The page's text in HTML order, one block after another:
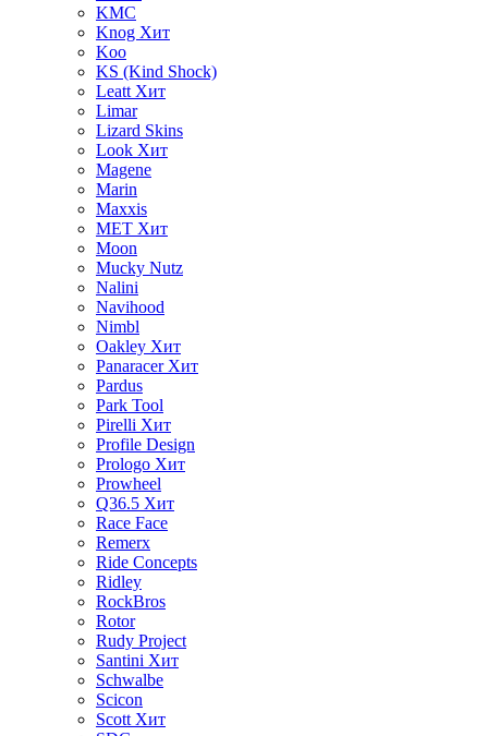
KMC
Knog Хит
Koo
KS (Kind Shock)
Leatt Хит
Limar
Lizard Skins
Look Хит
Magene
Marin
Maxxis
MET Хит
Moon
Mucky Nutz
Nalini
Navihood
Nimbl
Oakley Хит
Panaracer Хит
Pardus
Park Tool
Pirelli Хит
Profile Design
Prologo Хит
Prowheel
Q36.5 Хит
Race Face
Remerx
Ride Concepts
Ridley
RockBros
Rotor
Rudy Project
Santini Хит
Schwalbe
Scicon
Scott Хит